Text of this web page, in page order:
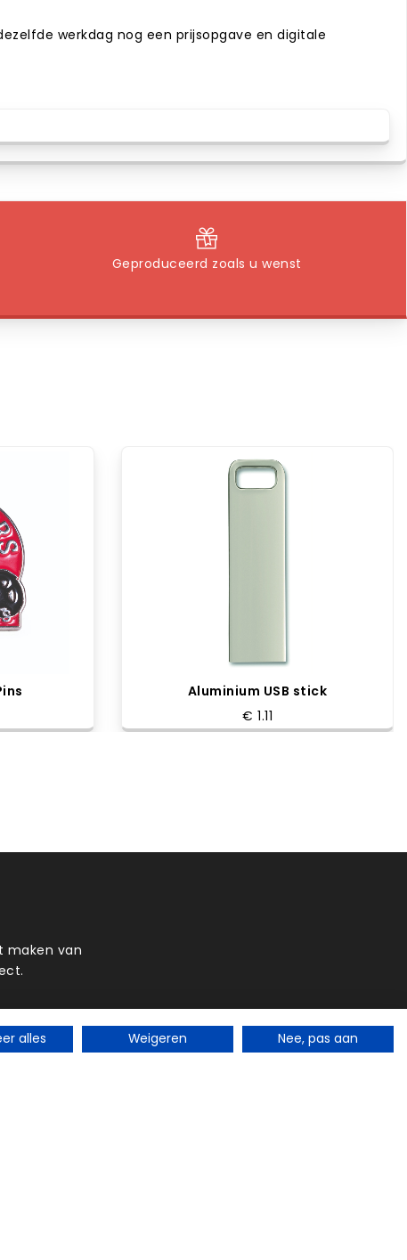
werkdag nog een prijsopgave en digitale
Geproduceerd zoals u wenst
Aluminium USB stick
€ 1.11
maken van
alles Weigeren Nee, pas aan